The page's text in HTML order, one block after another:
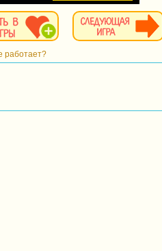
работает?